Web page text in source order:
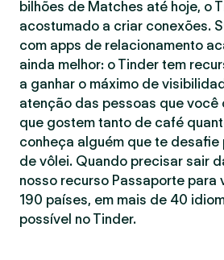
bilhões de Matches até hoje, o
acostumado a criar conexões.
com apps de relacionamento
ainda melhor: o Tinder tem
a ganhar o máximo de
atenção das pessoas que você
que gostem tanto de café
conheça alguém que te desafie
de vôlei. Quando precisar sair
nosso recurso Passaporte para
190 países, em mais de 40
possível no Tinder.